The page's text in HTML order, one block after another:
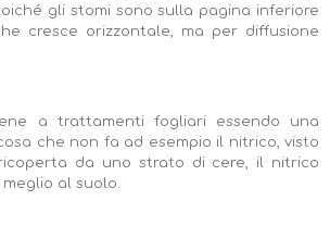
gli stomi sono sulla pagina inferiore
cresce orizzontale, ma per diffusione
a trattamenti fogliari essendo una
che non fa ad esempio il nitrico, visto
da uno strato di cere, il nitrico
al suolo.